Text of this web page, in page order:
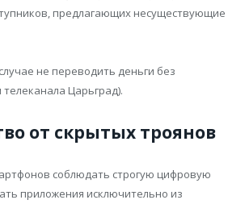
предлагающих несуществующие
не переводить деньги без
Царьград).
от скрытых троянов
соблюдать строгую цифровую
приложения исключительно из